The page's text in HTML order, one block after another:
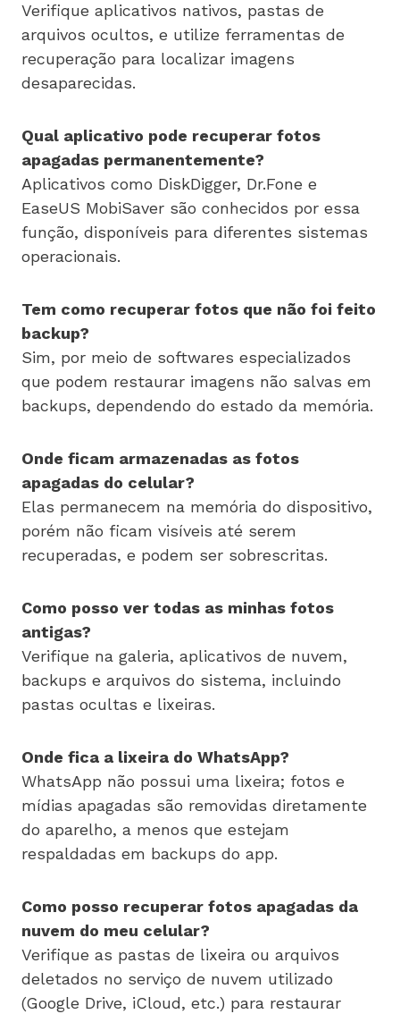
Verifique aplicativos nativos, pastas de
arquivos ocultos, e utilize ferramentas de
recuperação para localizar imagens
desaparecidas.
Qual aplicativo pode recuperar fotos
apagadas permanentemente?
Aplicativos como DiskDigger, Dr.Fone e
EaseUS MobiSaver são conhecidos por essa
função, disponíveis para diferentes sistemas
operacionais.
Tem como recuperar fotos que não foi feito
backup?
Sim, por meio de softwares especializados
que podem restaurar imagens não salvas em
backups, dependendo do estado da memória.
Onde ficam armazenadas as fotos
apagadas do celular?
Elas permanecem na memória do dispositivo,
porém não ficam visíveis até serem
recuperadas, e podem ser sobrescritas.
Como posso ver todas as minhas fotos
antigas?
Verifique na galeria, aplicativos de nuvem,
backups e arquivos do sistema, incluindo
pastas ocultas e lixeiras.
Onde fica a lixeira do WhatsApp?
WhatsApp não possui uma lixeira; fotos e
mídias apagadas são removidas diretamente
do aparelho, a menos que estejam
respaldadas em backups do app.
Como posso recuperar fotos apagadas da
nuvem do meu celular?
Verifique as pastas de lixeira ou arquivos
deletados no serviço de nuvem utilizado
(Google Drive, iCloud, etc.) para restaurar